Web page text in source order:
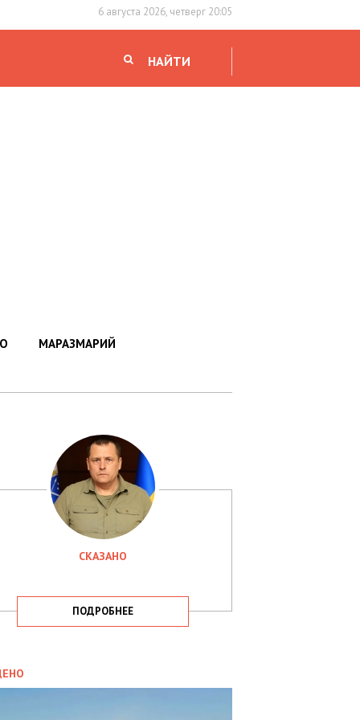
6 августа 2026, четверг 20:05
НАЙТИ
МАРАЗМАРИЙ
СКАЗАНО
ПОДРОБНЕЕ